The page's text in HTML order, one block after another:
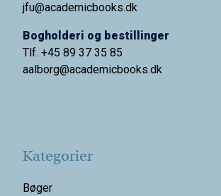
jfu@academicbooks.dk
Bogholderi og bestillinger
Tlf. +45 89 37 35 85
aalborg@academicbooks.dk
Kategorier
Bøger